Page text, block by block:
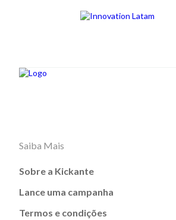
Saiba Mais
Sobre a Kickante
Lance uma campanha
Termos e condições